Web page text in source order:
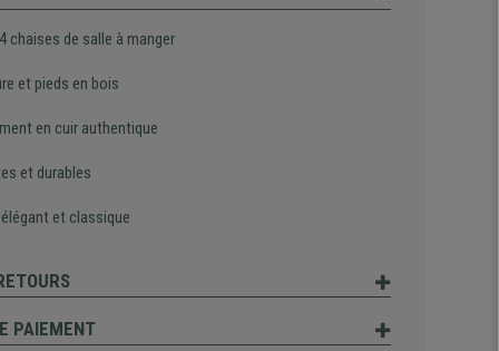
chaises de salle à manger
et pieds en bois
en cuir authentique
et durables
et classique
PAIEMENT